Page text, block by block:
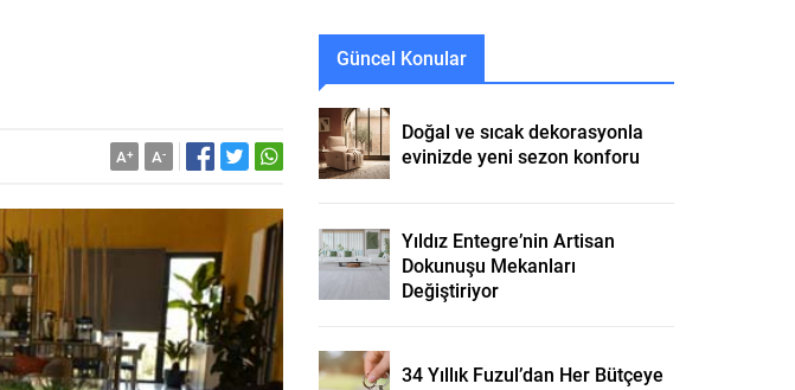
A+ A-
Güncel Konular
Doğal ve sıcak dekorasyonla
evinizde yeni sezon konforu
Yıldız Entegre’nin Artisan
Dokunuşu Mekanları
Değiştiriyor
34 Yıllık Fuzul’dan Her Bütçeye